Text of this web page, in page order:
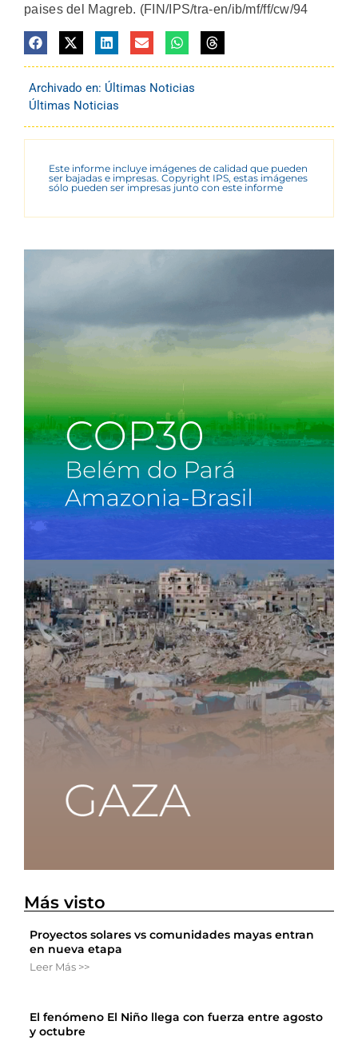
paises del Magreb. (FIN/IPS/tra-en/ib/mf/ff/cw/94
Archivado en: Últimas Noticias
Últimas Noticias
Este informe incluye imágenes de calidad que pueden
ser bajadas e impresas. Copyright IPS, estas imágenes
sólo pueden ser impresas junto con este informe
Más visto
Proyectos solares vs comunidades mayas entran
en nueva etapa
Leer Más >>
El fenómeno El Niño llega con fuerza entre agosto
y octubre